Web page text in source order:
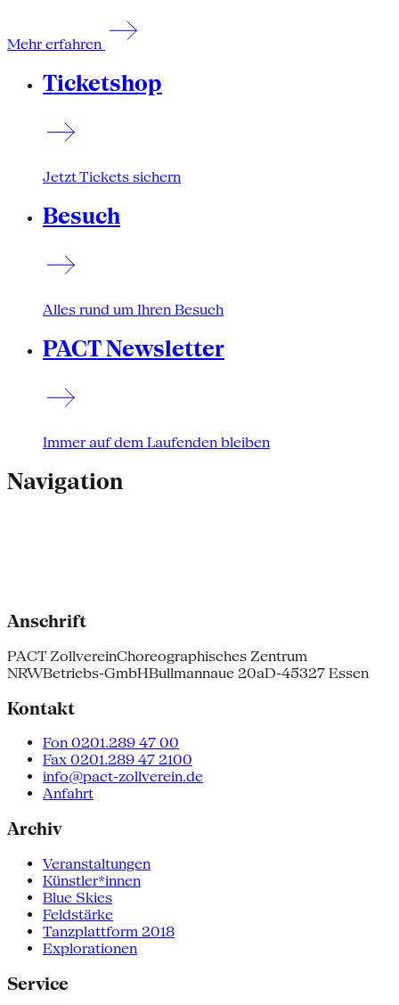
Mehr erfahren
Ticketshop
Jetzt Tickets sichern
Besuch
Alles rund um Ihren Besuch
PACT Newsletter
Immer auf dem Laufenden bleiben
Navigation
Anschrift
PACT ZollvereinChoreographisches Zentrum
NRWBetriebs-GmbHBullmannaue 20aD-45327 Essen
Kontakt
Fon 0201.289 47 00
Fax 0201.289 47 2100
info@pact-zollverein.de
Anfahrt
Archiv
Veranstaltungen
Künstler*innen
Blue Skies
Feldstärke
Tanzplattform 2018
Explorationen
Service